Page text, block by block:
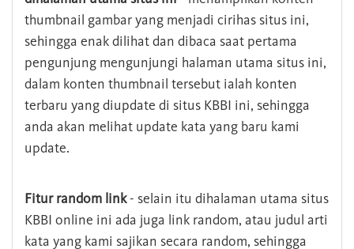
thumbnail gambar yang menjadi cirihas situs ini,
sehingga enak dilihat dan dibaca saat pertama
pengunjung mengunjungi halaman utama situs ini,
dalam konten thumbnail tersebut ialah konten
terbaru yang diupdate di situs KBBI ini, sehingga
anda akan melihat update kata yang baru kami
update.
Fitur random link- selain itu dihalaman utama situs
KBBI online ini ada juga link random, atau judul arti
kata yang kami sajikan secara random, sehingga